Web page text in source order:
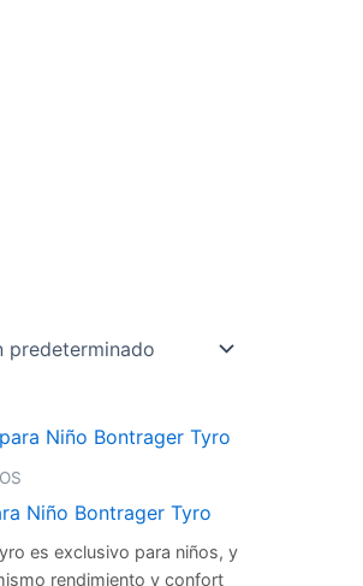
Niño Bontrager Tyro
es exclusivo para niños, y
rendimiento y confort
Este
múltiples
variantes.